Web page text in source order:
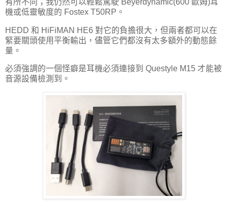
機或低靈敏度的 Fostex T50RP。
HEDD 和 HiFiMAN HE6 對它的負擔很大，但兩者都可以在
緊要關頭使用平衡輸出，儘管它們都沒有太多額外的動態餘
量。
必須強調的一個怪癖是耳機必須連接到 Questyle M15 才能被
音源設備檢測到。